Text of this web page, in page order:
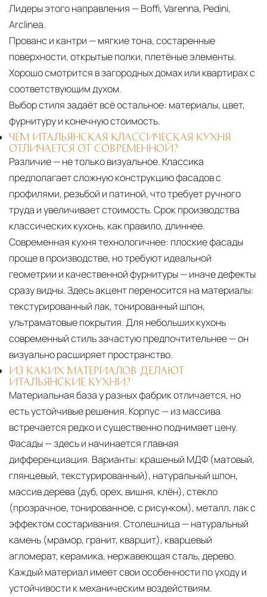
Лидеры этого направления — Boffi, Varenna, Pedini,
Arclinea.
Прованс и кантри — мягкие тона, состаренные
поверхности, открытые полки, плетёные элементы.
Хорошо смотрится в загородных домах или квартирах с
соответствующим духом.
Выбор стиля задаёт всё остальное: материалы, цвет,
фурнитуру и конечную стоимость.
ЧЕМ ИТАЛЬЯНСКАЯ КЛАССИЧЕСКАЯ КУХНЯ
ОТЛИЧАЕТСЯ ОТ СОВРЕМЕННОЙ?
Различие — не только визуальное. Классика
предполагает сложную конструкцию фасадов с
профилями, резьбой и патиной, что требует ручного
труда и увеличивает стоимость. Срок производства
классических кухонь, как правило, длиннее.
Современная кухня технологичнее: плоские фасады
проще в производстве, но требуют идеальной
геометрии и качественной фурнитуры — иначе дефекты
сразу видны. Здесь акцент переносится на материалы:
текстурированный лак, тонированный шпон,
ультраматовые покрытия. Для небольших кухонь
современный стиль зачастую предпочтительнее — он
визуально расширяет пространство.
ИЗ КАКИХ МАТЕРИАЛОВ ДЕЛАЮТ
ИТАЛЬЯНСКИЕ КУХНИ?
Материальная база у разных фабрик отличается, но
есть устойчивые решения. Корпус — из массива
встречается редко и существенно поднимает цену.
Фасады — здесь и начинается главная
дифференциация. Варианты: крашеный МДФ (матовый,
глянцевый, текстурированный), натуральный шпон,
массив дерева (дуб, орех, вишня, клён), стекло
(прозрачное, тонированное, с рисунком), металл, лак с
эффектом состаривания. Столешница — натуральный
камень (мрамор, гранит, кварцит), кварцевый
агломерат, керамика, нержавеющая сталь, дерево.
Каждый материал имеет свои особенности по уходу и
устойчивости к механическим воздействиям.